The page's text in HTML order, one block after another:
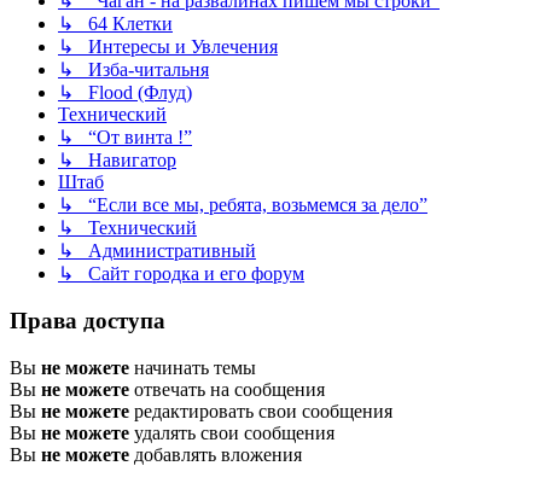
↳ 64 Клетки
↳ Интересы и Увлечения
↳ Изба-читальня
↳ Flood (Флуд)
Технический
↳ “От винта !”
↳ Навигатор
Штаб
↳ “Если все мы, ребята, возьмемся за дело”
↳ Технический
↳ Административный
↳ Сайт городка и его форум
Права доступа
Вы не можете начинать темы
Вы не можете отвечать на сообщения
Вы не можете редактировать свои сообщения
Вы не можете удалять свои сообщения
Вы не можете добавлять вложения